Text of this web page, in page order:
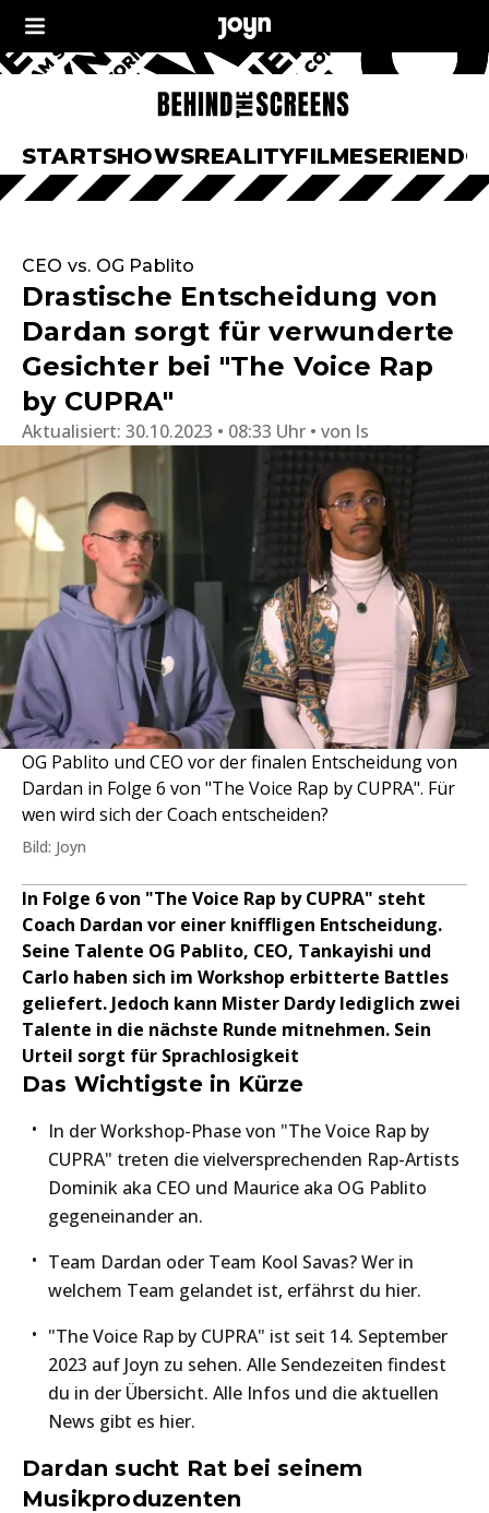
STARTSHOWSREALITYFILMESERIEN
CEO vs. OG Pablito
Drastische Entscheidung von
Dardan sorgt für verwunderte
Gesichter bei "The Voice Rap
by CUPRA"
Aktualisiert: 30.10.2023 • 08:33 Uhr von ls
OG Pablito und CEO vor der finalen Entscheidung von
Dardan in Folge 6 von "The Voice Rap by CUPRA". Für
wen wird sich der Coach entscheiden?
Bild: Joyn
In Folge 6 von "The Voice Rap by CUPRA" steht
Coach Dardan vor einer kniffligen Entscheidung.
Seine Talente OG Pablito, CEO, Tankayishi und
Carlo haben sich im Workshop erbitterte Battles
geliefert. Jedoch kann Mister Dardy lediglich zwei
Talente in die nächste Runde mitnehmen. Sein
Urteil sorgt für Sprachlosigkeit
Das Wichtigste in Kürze
In der Workshop-Phase von "The Voice Rap by
CUPRA" treten die vielversprechenden Rap-Artists
Dominik aka CEO und Maurice aka OG Pablito
gegeneinander an.
Team Dardan oder Team Kool Savas? Wer in
welchem Team gelandet ist, erfährst du hier.
"The Voice Rap by CUPRA" ist seit 14. September
2023 auf Joyn zu sehen. Alle Sendezeiten findest
du in der Übersicht. Alle Infos und die aktuellen
News gibt es hier.
Dardan sucht Rat bei seinem
Musikproduzenten